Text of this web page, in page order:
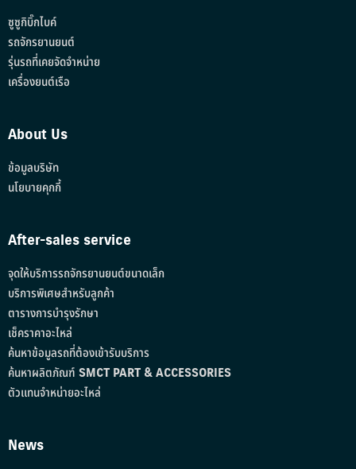
ซูซูกิบิ๊กไบค์
รถจักรยานยนต์
รุ่นรถที่เคยจัดจำหน่าย
เครื่องยนต์เรือ
About Us
ข้อมูลบริษัท
นโยบายคุกกี้
After-sales service
จุดให้บริการรถจักรยานยนต์ขนาดเล็ก
บริการพิเศษสำหรับลูกค้า
ตารางการบำรุงรักษา
เช็คราคาอะไหล่
ค้นหาข้อมูลรถที่ต้องเข้ารับบริการ
ค้นหาผลิตภัณฑ์ SMCT PART & ACCESSORIES
ตัวแทนจำหน่ายอะไหล่
News